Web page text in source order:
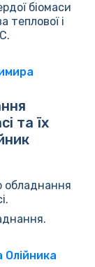
біомаси
теплової і
та їх
обладнання